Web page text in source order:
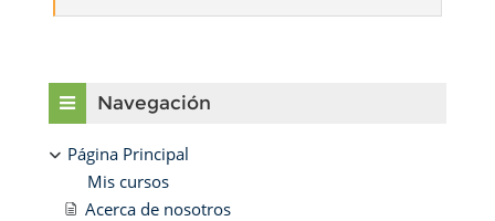
Bloques
Navegación
Página Principal
Mis cursos
Acerca de nosotros